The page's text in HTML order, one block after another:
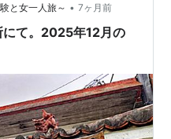
と女一人旅～ • 7ヶ月前
にて。2025年12月の